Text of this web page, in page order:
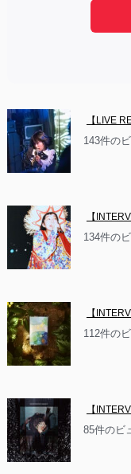
【LIVE
143件の
【
134件の
【
112件の
【
85件のビ